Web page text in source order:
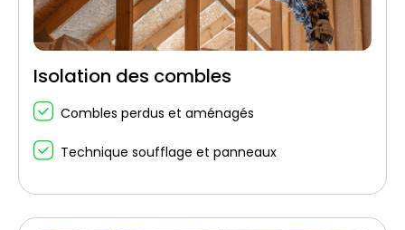
Isolation des combles
Combles perdus et aménagés
Technique soufflage et panneaux